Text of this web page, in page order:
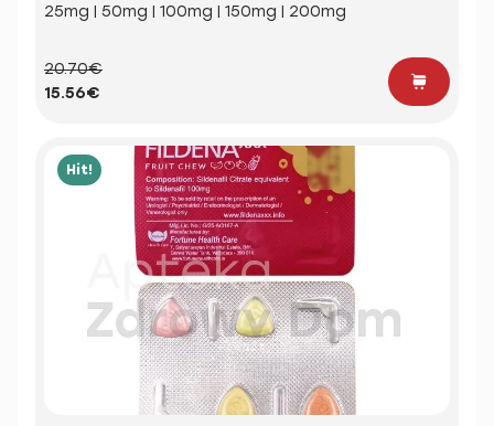
25mg | 50mg | 100mg | 150mg | 200mg
20.70€
15.56€
Hit!